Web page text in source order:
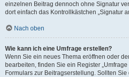
einzelnen Beitrag dennoch ohne Signatur
dort einfach das Kontrollkästchen „Signatur
Nach oben
Wie kann ich eine Umfrage erstellen?
Wenn Sie ein neues Thema eröffnen oder
bearbeiten, finden Sie ein Register
Formulars zur Beitragserstellung. Sollten